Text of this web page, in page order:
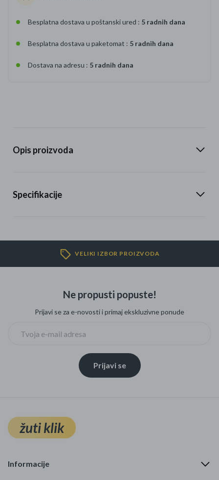
Besplatna dostava u poštanski ured : 5 radnih dana
Besplatna dostava u paketomat : 5 radnih dana
Dostava na adresu : 5 radnih dana
Opis proizvoda
Specifikacije
VELIKI IZBOR PROIZVODA
Ne propusti popuste!
Prijavi se za e-novosti i primaj ekskluzivne ponude
Prijavi se
žuti klik
Informacije